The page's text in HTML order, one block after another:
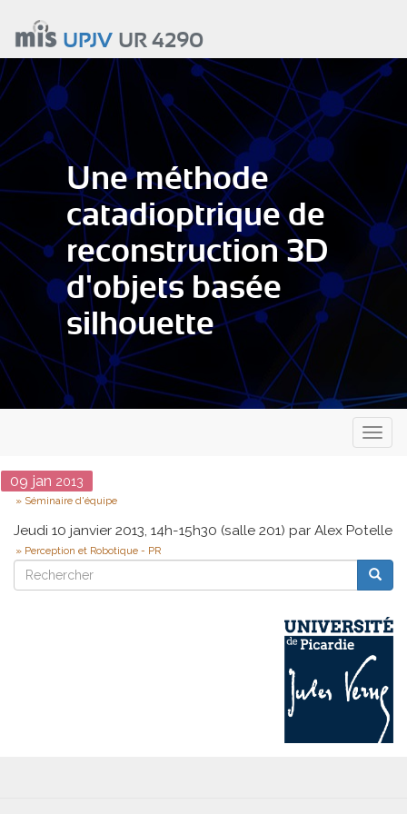
contenu
principal
UPJVUR 4290
Une méthode
catadioptrique de
reconstruction 3D
d'objets basée
silhouette
Date
09 jan 2013
Type
Séminaire d'équipe
Jeudi 10 janvier 2013, 14h-15h30 (salle 201) par Alex Potelle
Perception et Robotique - PR
Rechercher
Rechercher